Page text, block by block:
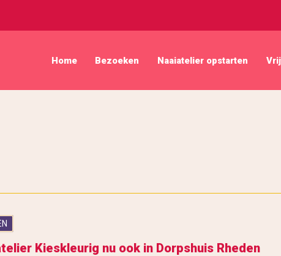
Home Bezoeken Naaiatelier opstarten
Kieskleurig nu ook in Dorpshuis Rheden